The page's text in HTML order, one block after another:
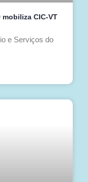
CIC-VT
e Serviços do